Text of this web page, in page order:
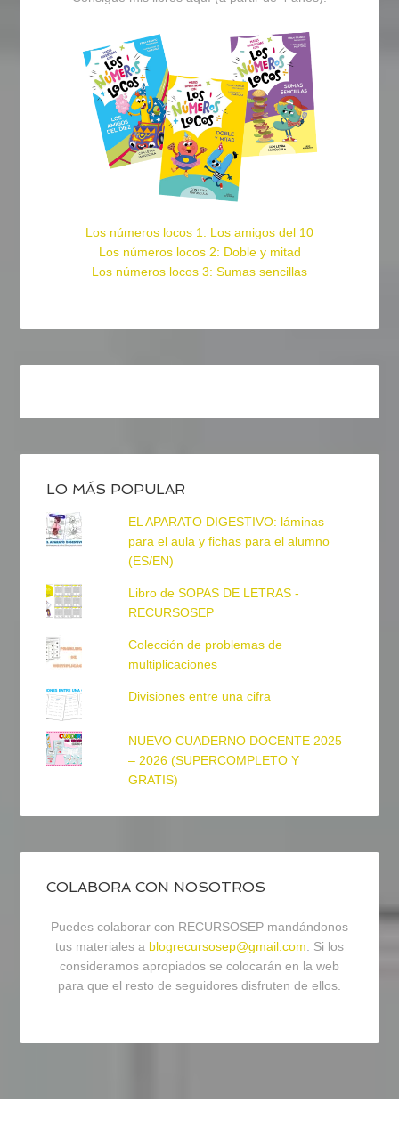
Los números locos 1: Los amigos del 10
Los números locos 2: Doble y mitad
Los números locos 3: Sumas sencillas
LO MÁS POPULAR
EL APARATO DIGESTIVO: láminas
para el aula y fichas para el alumno
(ES/EN)
Libro de SOPAS DE LETRAS -
RECURSOSEP
Colección de problemas de
multiplicaciones
Divisiones entre una cifra
NUEVO CUADERNO DOCENTE 2025
– 2026 (SUPERCOMPLETO Y
GRATIS)
COLABORA CON NOSOTROS
Puedes colaborar con RECURSOSEP mandándonos
tus materiales a blogrecursosep@gmail.com . Si los
consideramos apropiados se colocarán en la web
para que el resto de seguidores disfruten de ellos.